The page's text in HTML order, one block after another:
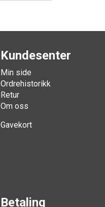
Kundesenter
Min side
Ordrehistorikk
Retur
Om oss
Gavekort
Betaling